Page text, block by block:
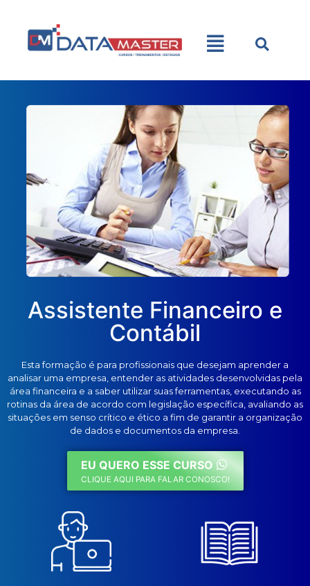
Assistente Financeiro e
Contábil
Esta formação é para profissionais que desejam aprender a
analisar uma empresa, entender as atividades desenvolvidas pela
área financeira e a saber utilizar suas ferramentas, executando as
rotinas da área de acordo com legislação específica, avaliando as
situações em senso crítico e ético a fim de garantir a organização
de dados e documentos da empresa.
EU QUERO ESSE CURSO
CLIQUE AQUI PARA FALAR CONOSCO!